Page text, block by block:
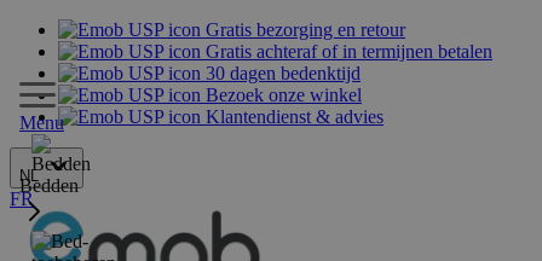
Gratis bezorging en retour
Gratis achteraf of in termijnen betalen
30 dagen bedenktijd
Bezoek onze winkel
Klantendienst & advies
NL
FR
Menu
Bedden